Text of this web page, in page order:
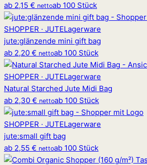
ab 2,15 € nettoab 100 Stück
SHOPPER · JUTELagerware
jute:glänzende mini gift bag
ab 2,20 € nettoab 100 Stück
SHOPPER · JUTELagerware
Natural Starched Jute Midi Bag
ab 2,30 € nettoab 100 Stück
SHOPPER · JUTELagerware
jute:small gift bag
ab 2,55 € nettoab 100 Stück